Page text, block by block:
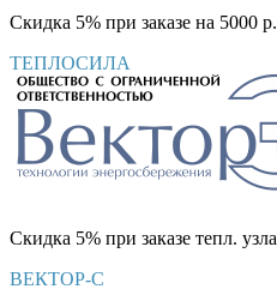
Скидка 5% при заказе на 5000 р.
ТЕПЛОСИЛА
Скидка 5% при заказе тепл. узла
ВЕКТОР-С